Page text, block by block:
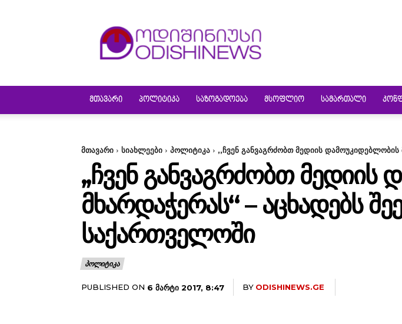
ᲛᲗᲐᲕᲐᲠᲘ ᲞᲝᲚᲘᲢᲘᲙᲐ ᲡᲐᲖᲝᲒᲐᲓᲝᲔᲑᲐ ᲛᲡᲝᲤᲚᲘᲝ ᲡᲐᲛᲐᲠᲗᲐᲚᲘ
მთავარი სიახლეები პოლიტიკა ,,ჩვენ განვაგრძობთ მედიის
,,ᲩᲕᲔᲜ ᲒᲐᲜᲕᲐᲒᲠᲫᲝᲑᲗ ᲛᲔᲓᲘᲘᲡ
ᲛᲮᲐᲠᲓᲐᲭᲔᲠᲐᲡ“ – ᲐᲪᲮᲐᲓᲔᲑᲡ
ᲡᲐᲥᲐᲠᲗᲕᲔᲚᲝᲨᲘ
ᲞᲝᲚᲘᲢᲘᲙᲐ
PUBLISHED ON 6 ᲛᲐᲠᲢᲘ 2017, 8:47 BY ODISHINEWS.GE